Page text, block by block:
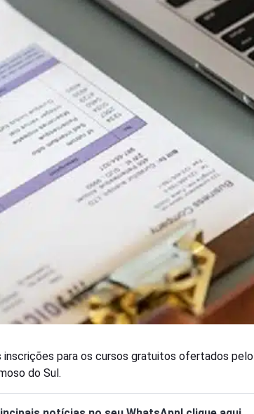
inscrições para os cursos gratuitos ofertados pelo
do Sul.